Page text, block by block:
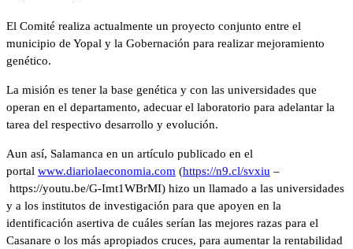
El Comité realiza actualmente un proyecto conjunto entre el
municipio de Yopal y la Gobernación para realizar mejoramiento
genético.
La misión es tener la base genética y con las universidades que
operan en el departamento, adecuar el laboratorio para adelantar la
tarea del respectivo desarrollo y evolución.
Aun así, Salamanca en un artículo publicado en el
portal www.diariolaeconomia.com (https://n9.cl/svxiu –
https://youtu.be/G-Imt1WBrMI) hizo un llamado a las universidades
y a los institutos de investigación para que apoyen en la
identificación asertiva de cuáles serían las mejores razas para el
Casanare o los más apropiados cruces, para aumentar la rentabilidad